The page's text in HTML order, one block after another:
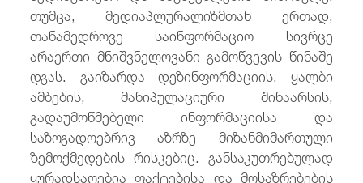
თუმცა, მედიაპლურალიზმთან ერთად,
თანამედროვე საინფორმაციო სივრცე
არაერთი მნიშვნელოვანი გამოწვევის წინაშე
დგას. გაიზარდა დეზინფორმაციის, ყალბი
ამბების, მანიპულაციური შინაარსის,
გადაუმოწმებელი ინფორმაციისა და
საზოგადოებრივ აზრზე მიზანმიმართული
ზემოქმედების რისკებიც. განსაკუთრებულად
ყურადსაღებია ფაქტებისა და მოსაზრებების